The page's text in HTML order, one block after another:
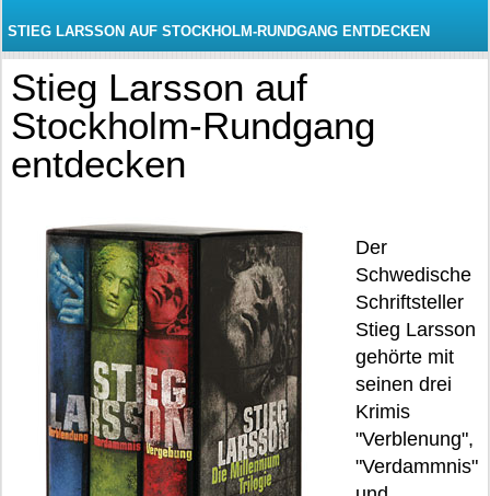
STIEG LARSSON AUF STOCKHOLM-RUNDGANG ENTDECKEN
Stieg Larsson auf
Stockholm-Rundgang
entdecken
Der
Schwedische
Schriftsteller
Stieg Larsson
gehörte mit
seinen drei
Krimis
"Verblenung",
"Verdammnis"